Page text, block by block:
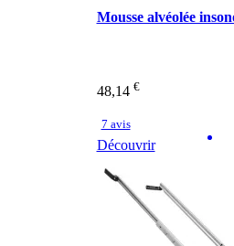
Mousse alvéolée
48,14 €
7 avis
Découvrir